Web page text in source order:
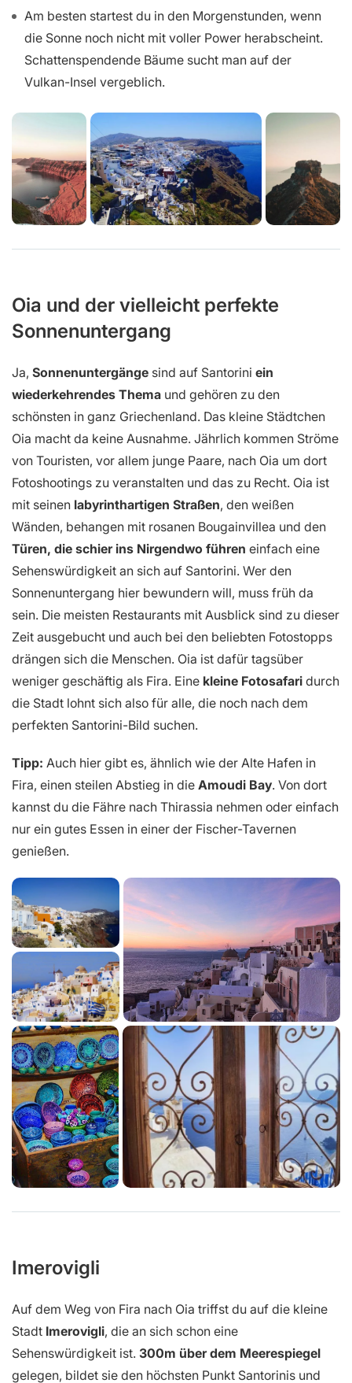
Am besten startest du in den Morgenstunden, wenn
die Sonne noch nicht mit voller Power herabscheint.
Schattenspendende Bäume sucht man auf der
Vulkan-Insel vergeblich.
Oia und der vielleicht perfekte
Sonnenuntergang
Ja, Sonnenuntergänge sind auf Santorini ein
wiederkehrendes Thema und gehören zu den
schönsten in ganz Griechenland. Das kleine Städtchen
Oia macht da keine Ausnahme. Jährlich kommen Ströme
von Touristen, vor allem junge Paare, nach Oia um dort
Fotoshootings zu veranstalten und das zu Recht. Oia ist
mit seinen labyrinthartigen Straßen, den weißen
Wänden, behangen mit rosanen Bougainvillea und den
Türen, die schier ins Nirgendwo führen einfach eine
Sehenswürdigkeit an sich auf Santorini. Wer den
Sonnenuntergang hier bewundern will, muss früh da
sein. Die meisten Restaurants mit Ausblick sind zu dieser
Zeit ausgebucht und auch bei den beliebten Fotostopps
drängen sich die Menschen. Oia ist dafür tagsüber
weniger geschäftig als Fira. Eine kleine Fotosafari durch
die Stadt lohnt sich also für alle, die noch nach dem
perfekten Santorini-Bild suchen.
Tipp: Auch hier gibt es, ähnlich wie der Alte Hafen in
Fira, einen steilen Abstieg in die Amoudi Bay. Von dort
kannst du die Fähre nach Thirassia nehmen oder einfach
nur ein gutes Essen in einer der Fischer-Tavernen
genießen.
Imerovigli
Auf dem Weg von Fira nach Oia triffst du auf die kleine
Stadt Imerovigli, die an sich schon eine
Sehenswürdigkeit ist. 300m über dem Meerespiegel
gelegen, bildet sie den höchsten Punkt Santorinis und